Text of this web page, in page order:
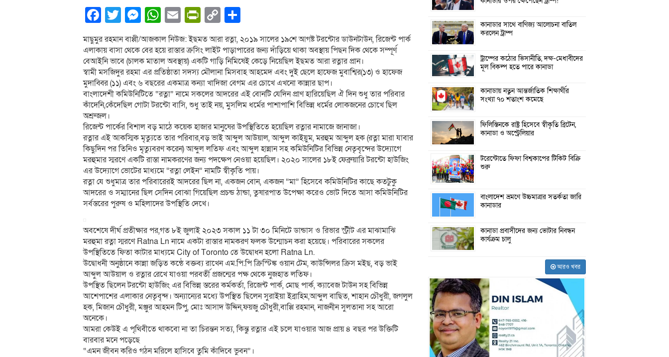
Facebook
Twitter
Messenger
WhatsApp
EmailPrintFriendly
Copy
Link
মাছুমুর রহমান বাপ্পী/আজকাল নিউজ: ইছমত আরা রত্না, ২০১৯ সালের ১৯শে আগষ্ট টরন্টোর ডাউনটাউন, রিজেন্ট পার্ক
এলাকায় বাসা থেকে বের হয়ে রাস্তার ক্রসিং লাইট পাড়াপারের জন্য দাঁড়িয়ে থাকা অবস্থায় পিছন দিক থেকে সম্পূর্ণ
বেআইনি ভাবে (চালক মাতাল অবস্থায়) একটি গাড়ি নিমিষেই কেড়ে নিয়েছিল ইছমত আরা রত্নার প্রান।
স্বামী মসজিদুর রহমা এর প্রতিষ্ঠাতা সদস্য মৌলানা মিসবাহ আহমেদ এবং দুই ছেলে হাফেজ মুবাশ্বির(১৩) ও হাফেজ
মুদাব্বির (১১) এবং ৬ বছরের একমাত্র কন্যা খাদিজা বেগম এর চোখে এখনো কান্নার ছাপ।
বাংলাদেশী কমিউনিটিতে “রত্না” নামে সকলের আদরের এই বোনটি যেদিন প্রাণ হারিয়েছিল ঐ দিন শুধু তার পরিবার
কাঁদেনি,কেঁদেছিল গোটা টরন্টো বাসি, শুধু তাই নয়, মুসলিম ধর্মের পাশাপাশি বিভিন্ন ধর্মের লোকজনের চোখে ছিল
অশ্রুজল।
রিজেন্ট পার্কের বিশাল বড় মাঠে কয়েক হাজার মানুষের উপস্থিতিতে হয়েছিল রত্নার নামাজে জানাজা।
রত্নার এই আকস্মিক মৃত্যুতে তার পরিবার,বড় ভাই আব্দুল আউয়াল, আব্দুল কাইয়ুম, মরহুম আব্দুল হক (রত্না মারা যাবার
কিছুদিন পর তিনিও মৃত্যুবরণ করেন) আব্দুল লতিফ এবং আব্দুল হান্নান সহ কমিউনিটির বিভিন্ন নেতৃবৃন্দের উদ্যোগে
মরহুমার স্মরণে একটি রাস্তা নামকরণের জন্য পদক্ষেপ নেওয়া হয়েছিল। ২০২০ সালের ১৮ই ফেব্রুয়ারি টরন্টো হাউজিং
এর উদ্যোগে ভোটের মাধ্যমে “রত্না লেইন” নামটি স্বীকৃতি পায়।
রত্না যে শুধুমাত্র তার পরিবারেরই আদরের ছিল না, একজন বোন, একজন “মা” হিসেবে কমিউনিটির কাছে কতটুকু
আদরের ও সম্মানের ছিল সেদিন বোঝা গিয়েছিল প্রচন্ড ঠান্ডা, তুষারপাত উপেক্ষা করেও ভোট দিতে আসা কমিউনিটির
সর্বস্তরের পুরুষ ও মহিলাদের উপস্থিতি দেখে।
অবশেষে দীর্ঘ প্রতীক্ষার পর,গত ৮ই জুলাই ২০২৩ সকাল ১১ টা ৩০ মিনিটে ডান্ডাস ও রিভার স্ট্রীট এর মাঝামাঝি
মরহুমা রত্না স্মরণে Ratna Ln নামে একটা রাস্তার নামকরণ ফলক উন্মোচন করা হয়েছে। পরিবারের সকলের
উপস্থিতিতে ফিতা কাটার মাধ্যমে City of Toronto তে উদ্বোধন হলো Ratna Ln.
উদ্বোধনী অনুষ্ঠানে কান্না জড়িত কন্ঠে বক্তব্য রাখেন এম.পি.পি ক্রিস্টিঙ্ক ওয়ান টেম, কাউন্সিলর ক্রিস মইছ, বড় ভাই
আব্দুল আউয়াল ও রত্নার রেখে যাওয়া পরবর্তী প্রজন্মের পক্ষ থেকে নুজহাত লতিফ।
উপস্থিত ছিলেন টরন্টো হাউজিং এর বিভিন্ন স্তরের কর্মকর্তা, রিজেন্ট পার্ক, মোছ পার্ক, ক্যাবেজ টাউন সহ বিভিন্ন
আশেপাশের এলাকার নেতৃবৃন্দ। অন্যান্যের মধ্যে উপস্থিত ছিলেন সুরাইয়া ইব্রাহিম,আব্দুল বাছিত, শাহান চৌধুরী, জগলুল
হক, মিজান চৌধুরী, মঞ্জুর আহমন টিপু, মোঃ আসাদ উদ্দিন,ফয়জু চৌধুরী,বাপ্পি রহমান, নাজনীন সুলতানা সহ আরো
অনেকে।
আমরা কেউই এ পৃথিবীতে থাকবো না তা চিরন্তন সত্য, কিন্তু রত্নার এই চলে যাওয়ার আজ প্রায় ৪ বছর পর উক্তিটি
বারবার মনে পড়েছে
“এমন জীবন করিও গঠন মরিলে হাসিবে তুমি কাঁদিবে ভুবন”।
কানাডার সাথে বাণিজ্য আলোচনা বাতিল
করলেন ট্রাম্প
ট্রাম্পের কঠোর ভিসানীতি, দক্ষ-মেধাবীদের
মূল বিকল্প হতে পারে কানাডা
কানাডায় নতুন আন্তর্জাতিক শিক্ষার্থীর
সংখ্যা ৭০ শতাংশ কমেছে
ফিলিস্তিনকে রাষ্ট্র হিসেবে স্বীকৃতি ব্রিটেন,
কানাডা ও অস্ট্রেলিয়ার
টরেন্টোতে ফিফা বিশ্বকাপের টিকিট বিক্রি
শুরু
বাংলাদেশ ভ্রমণে উচ্চমাত্রার সতর্কতা জারি
কানাডার
কানাডা প্রবাসীদের জন্য ভোটার নিবন্ধন
কার্যক্রম চালু
আরও খবর